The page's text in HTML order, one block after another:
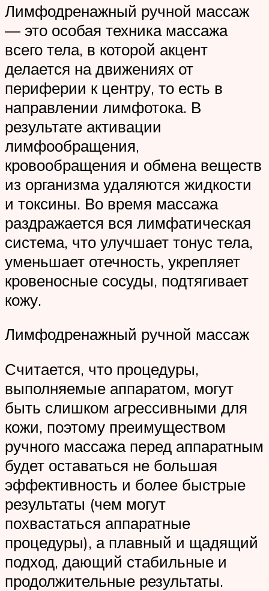
Лимфодренажный ручной массаж
— это особая техника массажа
всего тела, в которой акцент
делается на движениях от
периферии к центру, то есть в
направлении лимфотока. В
результате активации
лимфообращения,
кровообращения и обмена веществ
из организма удаляются жидкости
и токсины. Во время массажа
раздражается вся лимфатическая
система, что улучшает тонус тела,
уменьшает отечность, укрепляет
кровеносные сосуды, подтягивает
кожу.
Лимфодренажный ручной массаж
Считается, что процедуры,
выполняемые аппаратом, могут
быть слишком агрессивными для
кожи, поэтому преимуществом
ручного массажа перед аппаратным
будет оставаться не большая
эффективность и более быстрые
результаты (чем могут
похвастаться аппаратные
процедуры), а плавный и щадящий
подход, дающий стабильные и
продолжительные результаты.